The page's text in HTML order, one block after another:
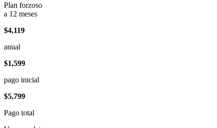
Plan forzoso
a 12 meses
$4,119
anual
$1,599
pago inicial
$5,799
Pago total